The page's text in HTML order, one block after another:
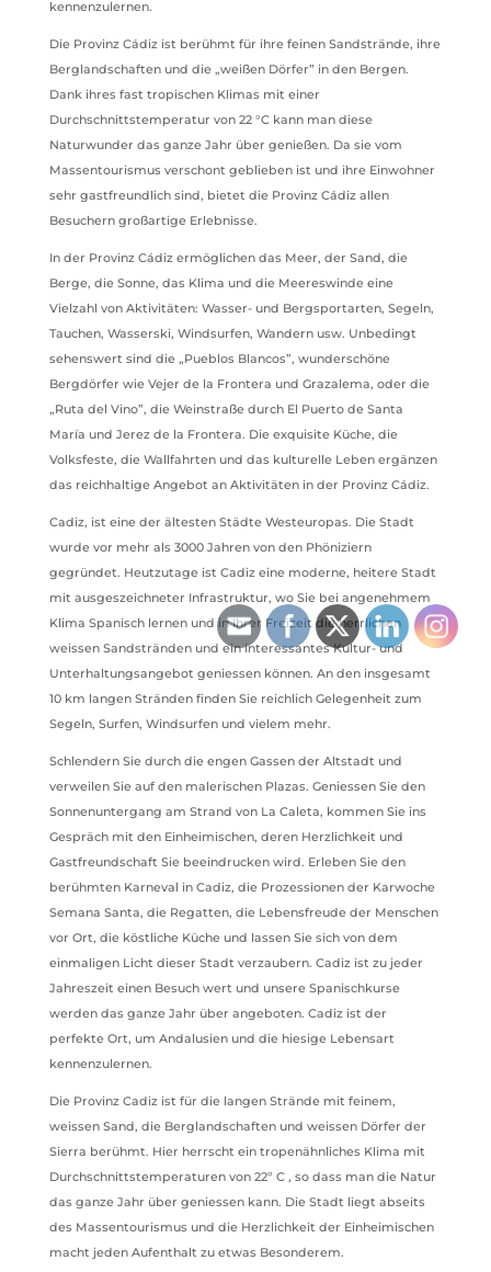
kennenzulernen.
Die Provinz Cádiz ist berühmt für ihre feinen Sandstrände, ihre
Berglandschaften und die „weißen Dörfer” in den Bergen.
Dank ihres fast tropischen Klimas mit einer
Durchschnittstemperatur von 22 °C kann man diese
Naturwunder das ganze Jahr über genießen. Da sie vom
Massentourismus verschont geblieben ist und ihre Einwohner
sehr gastfreundlich sind, bietet die Provinz Cádiz allen
Besuchern großartige Erlebnisse.
In der Provinz Cádiz ermöglichen das Meer, der Sand, die
Berge, die Sonne, das Klima und die Meereswinde eine
Vielzahl von Aktivitäten: Wasser- und Bergsportarten, Segeln,
Tauchen, Wasserski, Windsurfen, Wandern usw. Unbedingt
sehenswert sind die „Pueblos Blancos”, wunderschöne
Bergdörfer wie Vejer de la Frontera und Grazalema, oder die
„Ruta del Vino”, die Weinstraße durch El Puerto de Santa
María und Jerez de la Frontera. Die exquisite Küche, die
Volksfeste, die Wallfahrten und das kulturelle Leben ergänzen
das reichhaltige Angebot an Aktivitäten in der Provinz Cádiz.
Cadiz, ist eine der ältesten Städte Westeuropas. Die Stadt
wurde vor mehr als 3000 Jahren von den Phöniziern
gegründet. Heutzutage ist Cadiz eine moderne, heitere Stadt
mit ausgeszeichneter Infrastruktur, wo Sie bei angenehmem
Klima Spanisch lernen und in Ihrer Freizeit die herrlichen
weissen Sandstränden und ein interessantes Kultur- und
Unterhaltungsangebot geniessen können. An den insgesamt
10 km langen Stränden finden Sie reichlich Gelegenheit zum
Segeln, Surfen, Windsurfen und vielem mehr.
Schlendern Sie durch die engen Gassen der Altstadt und
verweilen Sie auf den malerischen Plazas. Geniessen Sie den
Sonnenuntergang am Strand von La Caleta, kommen Sie ins
Gespräch mit den Einheimischen, deren Herzlichkeit und
Gastfreundschaft Sie beeindrucken wird. Erleben Sie den
berühmten Karneval in Cadiz, die Prozessionen der Karwoche
Semana Santa, die Regatten, die Lebensfreude der Menschen
vor Ort, die köstliche Küche und lassen Sie sich von dem
einmaligen Licht dieser Stadt verzaubern. Cadiz ist zu jeder
Jahreszeit einen Besuch wert und unsere Spanischkurse
werden das ganze Jahr über angeboten. Cadiz ist der
perfekte Ort, um Andalusien und die hiesige Lebensart
kennenzulernen.
Die Provinz Cadiz ist für die langen Strände mit feinem,
weissen Sand, die Berglandschaften und weissen Dörfer der
Sierra berühmt. Hier herrscht ein tropenähnliches Klima mit
Durchschnittstemperaturen von 22º C , so dass man die Natur
das ganze Jahr über geniessen kann. Die Stadt liegt abseits
des Massentourismus und die Herzlichkeit der Einheimischen
macht jeden Aufenthalt zu etwas Besonderem.